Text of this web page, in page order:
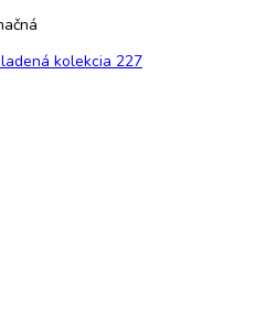
kolekcia 227